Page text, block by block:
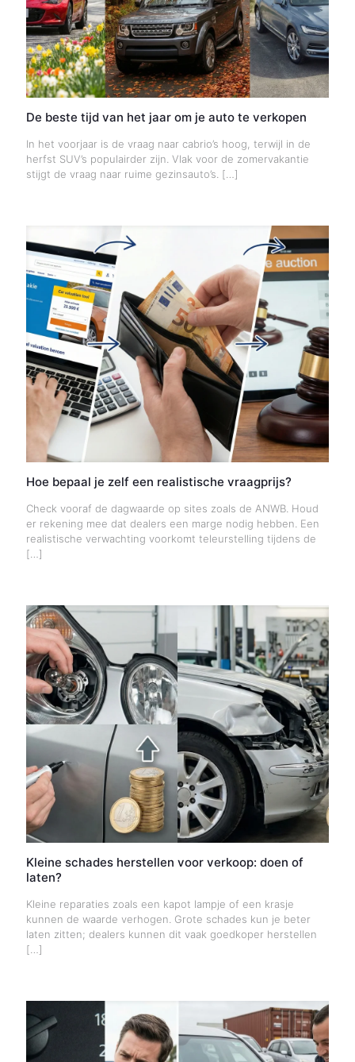
De beste tijd van het jaar om je auto te verkopen
In het voorjaar is de vraag naar cabrio’s hoog, terwijl in de
herfst SUV’s populairder zijn. Vlak voor de zomervakantie
stijgt de vraag naar ruime gezinsauto’s. […]
Hoe bepaal je zelf een realistische vraagprijs?
Check vooraf de dagwaarde op sites zoals de ANWB. Houd
er rekening mee dat dealers een marge nodig hebben. Een
realistische verwachting voorkomt teleurstelling tijdens de
[…]
Kleine schades herstellen voor verkoop: doen of
laten?
Kleine reparaties zoals een kapot lampje of een krasje
kunnen de waarde verhogen. Grote schades kun je beter
laten zitten; dealers kunnen dit vaak goedkoper herstellen
[…]